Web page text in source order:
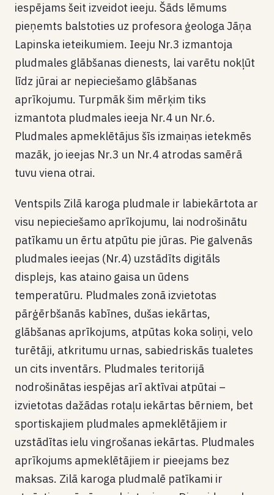
iespējams šeit izveidot ieeju. Šāds lēmums
pieņemts balstoties uz profesora ģeologa Jāņa
Lapinska ieteikumiem. Ieeju Nr.3 izmantoja
pludmales glābšanas dienests, lai varētu nokļūt
līdz jūrai ar nepieciešamo glābšanas
aprīkojumu. Turpmāk šim mērķim tiks
izmantota pludmales ieeja Nr.4 un Nr.6.
Pludmales apmeklētājus šīs izmaiņas ietekmēs
mazāk, jo ieejas Nr.3 un Nr.4 atrodas samērā
tuvu viena otrai.
Ventspils Zilā karoga pludmale ir labiekārtota ar
visu nepieciešamo aprīkojumu, lai nodrošinātu
patīkamu un ērtu atpūtu pie jūras. Pie galvenās
pludmales ieejas (Nr.4) uzstādīts digitāls
displejs, kas ataino gaisa un ūdens
temperatūru. Pludmales zonā izvietotas
pārģērbšanās kabīnes, dušas iekārtas,
glābšanas aprīkojums, atpūtas koka soliņi, velo
turētāji, atkritumu urnas, sabiedriskās tualetes
un cits inventārs. Pludmales teritorijā
nodrošinātas iespējas arī aktīvai atpūtai –
izvietotas dažādas rotaļu iekārtas bērniem, bet
sportiskajiem pludmales apmeklētājiem ir
uzstādītas ielu vingrošanas iekārtas. Pludmales
aprīkojums apmeklētājiem ir pieejams bez
maksas. Zilā karoga pludmalē patīkami ir